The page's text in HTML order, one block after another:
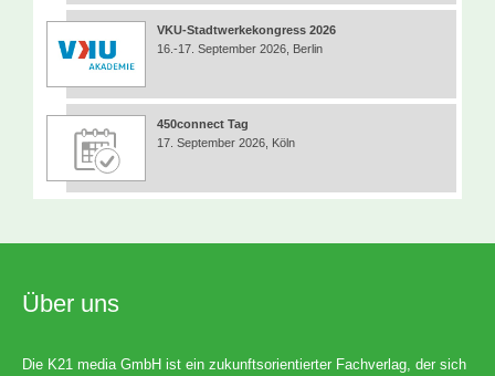
VKU-Stadtwerkekongress 2026
16.-17. September 2026, Berlin
450connect Tag
17. September 2026, Köln
Über uns
Die K21 media GmbH ist ein zukunftsorientierter Fachverlag, der sich